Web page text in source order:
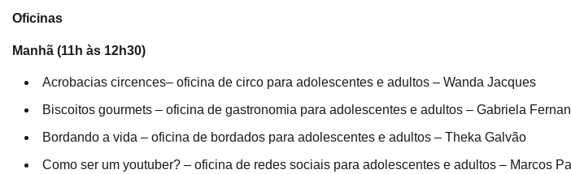
Oficinas
Manhã (11h às 12h30)
Acrobacias circences– oficina de circo para adolescentes e adultos – Wanda Jacques
Biscoitos gourmets – oficina de gastronomia para adolescentes e adultos – Gabriela
Bordando a vida – oficina de bordados para adolescentes e adultos – Theka Galvão
Como ser um youtuber? – oficina de redes sociais para adolescentes e adultos – Marcos